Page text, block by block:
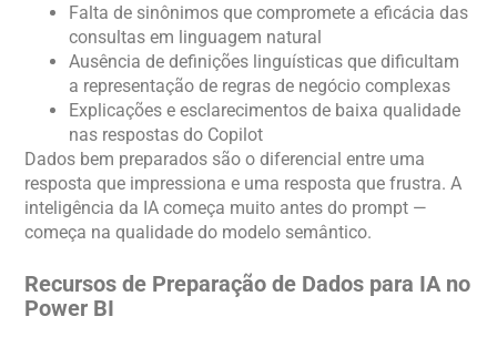
Falta de sinônimos que compromete a eficácia das
consultas em linguagem natural
Ausência de definições linguísticas que dificultam
a representação de regras de negócio complexas
Explicações e esclarecimentos de baixa qualidade
nas respostas do Copilot
Dados bem preparados são o diferencial entre uma
resposta que impressiona e uma resposta que frustra. A
inteligência da IA começa muito antes do prompt —
começa na qualidade do modelo semântico.
Recursos de Preparação de Dados para IA no
Power BI